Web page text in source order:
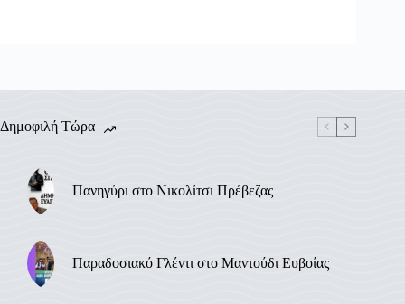
Δημοφιλή Τώρα
Πανηγύρι στο Νικολίτσι Πρέβεζας
Παραδοσιακό Γλέντι στο Μαντούδι Ευβοίας